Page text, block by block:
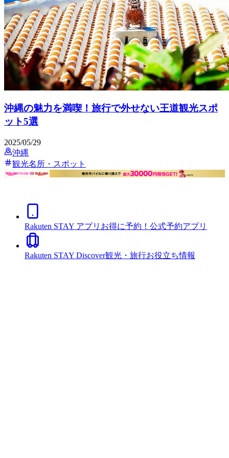
沖縄の魅力を満喫！旅行で外せない王道観光スポ
ット5選
2025/05/29
沖縄
観光名所・スポット
Rakuten STAY アプリ お得に予約！公式予約アプリ
Rakuten STAY Discover観光・旅行お役立ち情報